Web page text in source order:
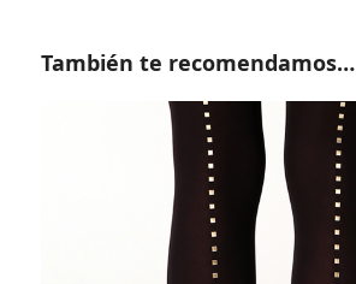
También te recomendamos…